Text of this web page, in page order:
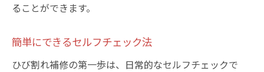
ることができます。
簡単にできるセルフチェック法
ひび割れ補修の第一歩は、日常的なセルフチェックで